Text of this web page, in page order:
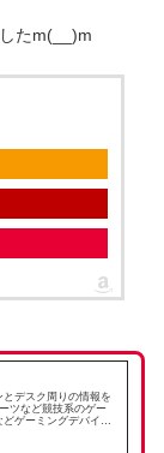
たm(__)m
デスク周りの情報を
ツなど競技系のゲー
ゲーミングデバイス